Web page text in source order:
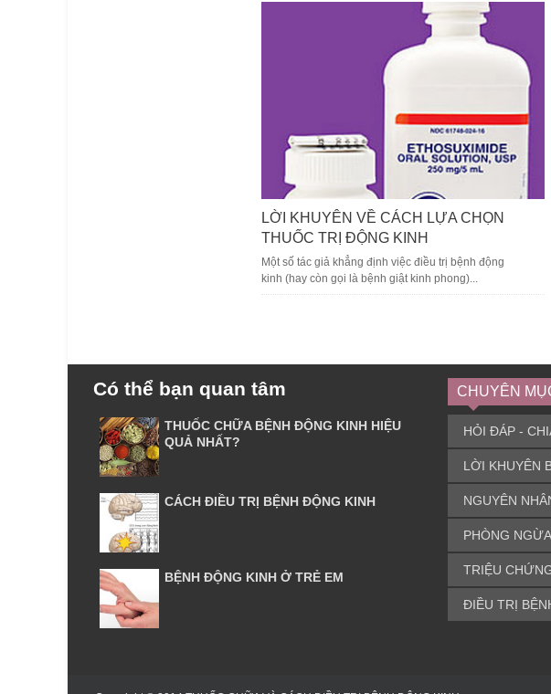
LỜI KHUYÊN VỀ CÁCH LỰA CHỌN
THUỐC TRỊ ĐỘNG KINH
Một số tác giả khẳng định việc điều trị bệnh động
kinh (hay còn gọi là bệnh giật kinh phong)...
Có thể bạn quan tâm
THUỐC CHỮA BỆNH ĐỘNG KINH HIỆU
QUẢ NHẤT?
CÁCH ĐIỀU TRỊ BỆNH ĐỘNG KINH
BỆNH ĐỘNG KINH Ở TRẺ EM
CHUYÊN
HỎI ĐÁP -
LỜI KHUYÊN
NGUYÊN
PHÒNG
TRIỆU
ĐIỀU TRỊ